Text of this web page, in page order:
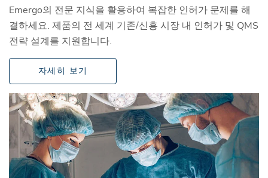
Emergo의 전문 지식을 활용하여 복잡한 인허가 문제를 해
결하세요. 제품의 전 세계 기존/신흥 시장 내 인허가 및 QMS
전략 설계를 지원합니다.
자세히 보기